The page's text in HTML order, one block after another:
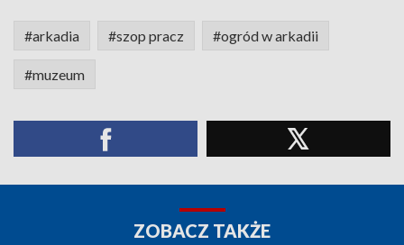
#arkadia #szop pracz #ogród w arkadii
#muzeum
ZOBACZ TAKŻE